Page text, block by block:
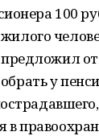
100
у